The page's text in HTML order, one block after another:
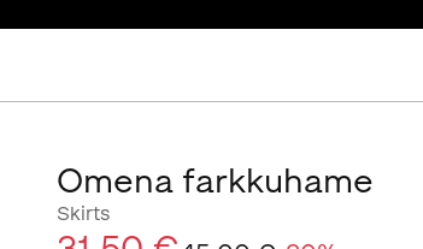
Omena farkkuhame
Skirts